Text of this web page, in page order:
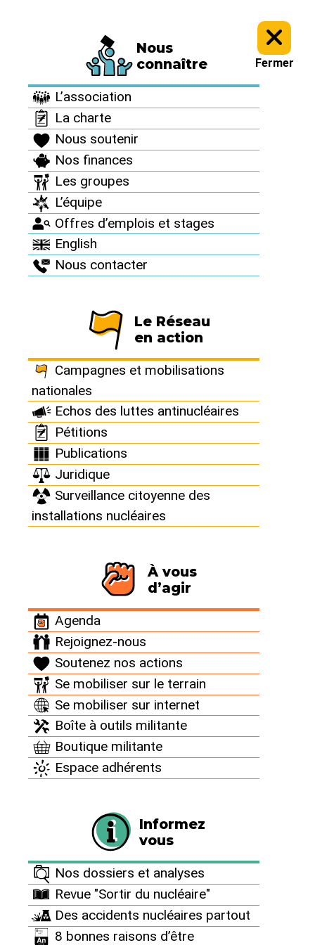
Nous
connaître
L’association
La charte
Nous soutenir
Nos finances
Les groupes
L’équipe
Offres d’emplois et stages
English
Nous contacter
Le Réseau
en action
Campagnes et mobilisations
nationales
Echos des luttes antinucléaires
Pétitions
Publications
Juridique
Surveillance citoyenne des
installations nucléaires
À vous
d’agir
Agenda
Rejoignez-nous
Soutenez nos actions
Se mobiliser sur le terrain
Se mobiliser sur internet
Boîte à outils militante
Boutique militante
Espace adhérents
Informez
vous
Nos dossiers et analyses
Revue "Sortir du nucléaire"
Des accidents nucléaires partout
8 bonnes raisons d’être
Fermer
Informez vous > Revue "Sortir du nucléaire" >
Sortir du nucléaire
Sortir du nucléaire
n°36
Sept-oct 2007
Tribune Libre
Le Réseau, c’est vous !
Cette revue, c’est la
vôtre !
Vous souhaitez réagir ou envoyer une
proposition d’article au Réseau Sortir du
nucléaire ? Alors, n’hésitez pas et écrivez-
Sortir du nucléaire n°36 le 1er octobre 2007, mis en ligne
Nous ne pouvons plus faire l’autruche
Nous venons de recevoir le n° de juillet, merci pour
tous les articles que nous lisons peu à peu, merci
tout particulièrement pour le dossier concernant
ITER.
Nous vous commandons 200 dossiers afin permettre
à nos familles, amis, collègues, relations, plus les
information claire et précise concernant ITER qu’on
ne trouve nulle part ailleurs. Il est urgent que chacun
concernant le nucléaire : nous ne pouvons plus faire
l’autruche.
Merci pour vos infos.